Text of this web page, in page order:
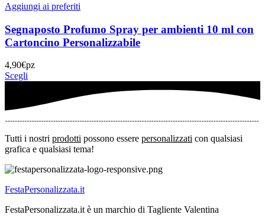
Aggiungi ai preferiti
Segnaposto Profumo Spray per ambienti 10 ml con
Cartoncino Personalizzabile
4,90€pz
Scegli
Tutti i nostri prodotti possono essere personalizzati con qualsiasi
grafica e qualsiasi tema!
FestaPersonalizzata.it
FestaPersonalizzata.it è un marchio di Tagliente Valentina